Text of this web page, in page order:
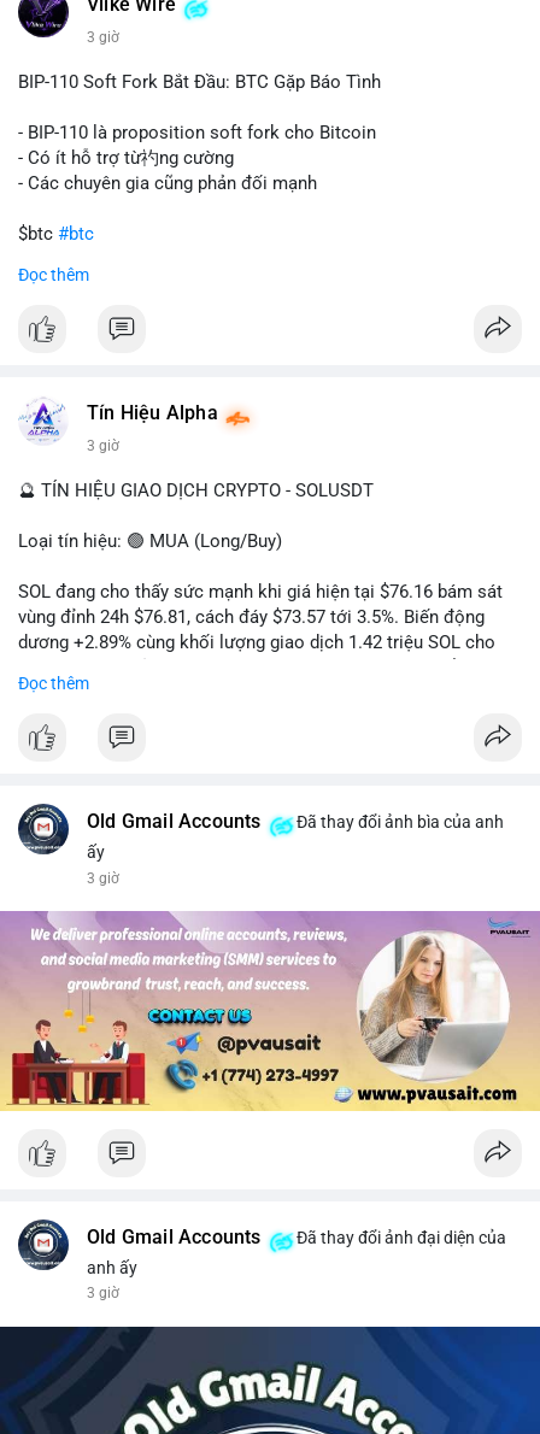
này có thể phản ánh ba kịch bản chính: thứ nhất, cá voi đang
chuẩn bị thanh khoản bằng cách chuyển lên sàn giao dịch, tạo
để nắm giữ dài hạn, thể hiện niềm tin vào xu hướng tăng; thứ
tán rủi ro. Với mức giá 65K, khối lượng này không quá lớn để
gây sốc thanh khoản tức thời, nhưng vẫn đủ sức tạo biến động
tâm lý ngắn hạn nếu hướng đến sàn tập trung.
Lời khuyên cho nhà đầu tư nhỏ lẻ:
hướng đi của dòng tiền. Tránh hành động theo cảm xúc, ưu
rõ ràng về đích đến của số BTC này.
#dongtienlon
Vlike Wire
3 giờ
BIP-110 Soft Fork Bắt Đầu: BTC Gặp Báo Tình
- BIP-110 là proposition soft fork cho Bitcoin
- Có ít hỗ trợ từ礿ng cường
- Các chuyên gia cũng phản đối mạnh
$btc #btc
#vlikevn
📰 Nguồn: CoinDesk
Đọc thêm
Tín Hiệu Alpha
3 giờ
🔮 TÍN HIỆU GIAO DỊCH CRYPTO - SOLUSDT
Loại tín hiệu: 🟢 MUA (Long/Buy)
SOL đang cho thấy sức mạnh khi giá hiện tại $76.16 bám sát
vùng đỉnh 24h $76.81, cách đáy $73.57 tới 3.5%. Biến động
dương +2.89% cùng khối lượng giao dịch 1.42 triệu SOL cho
hoàn toàn nhịp điều chỉnh.
Khuyến nghị giao dịch cụ thể:
- Mục tiêu chốt lời: TP1: 77.50, TP2: 78.80
- Cắt lỗ: 74.90 (dưới vùng hỗ trợ gần nhất)
chốt 50% vị thế tại TP1 và dời stop loss về điểm hòa vốn.
#solusdt #longsol #vung76 #breakoutsol #lenhmuasol
Đọc thêm
Old Gmail Accounts
Đã thay đổi ảnh bìa của anh
ấy
3 giờ
Old Gmail Accounts
Đã thay đổi ảnh đại diện của
anh ấy
3 giờ